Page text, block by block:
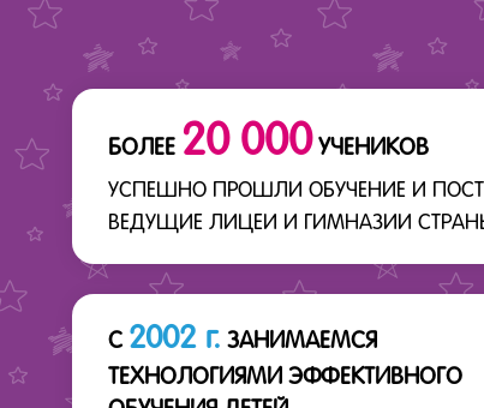
БОЛЕЕ 20 000УЧЕНИКОВ
УСПЕШНО ПРОШЛИ ОБУЧЕНИЕ И
ВЕДУЩИЕ ЛИЦЕИ И ГИМНАЗИИ
С 2002 г. ЗАНИМАЕМСЯ
ТЕХНОЛОГИЯМИ ЭФФЕКТИВНОГО